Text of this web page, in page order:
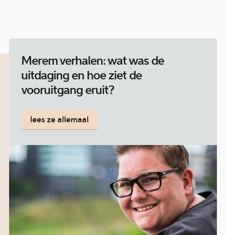
Merem verhalen: wat was de
uitdaging en hoe ziet de
vooruitgang eruit?
lees ze allemaal